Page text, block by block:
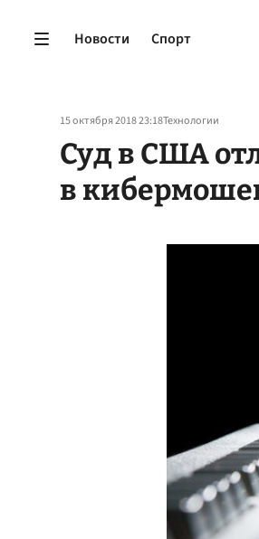
Новости Спорт
15 октября 2018 23:18Технологии
Суд в США
в